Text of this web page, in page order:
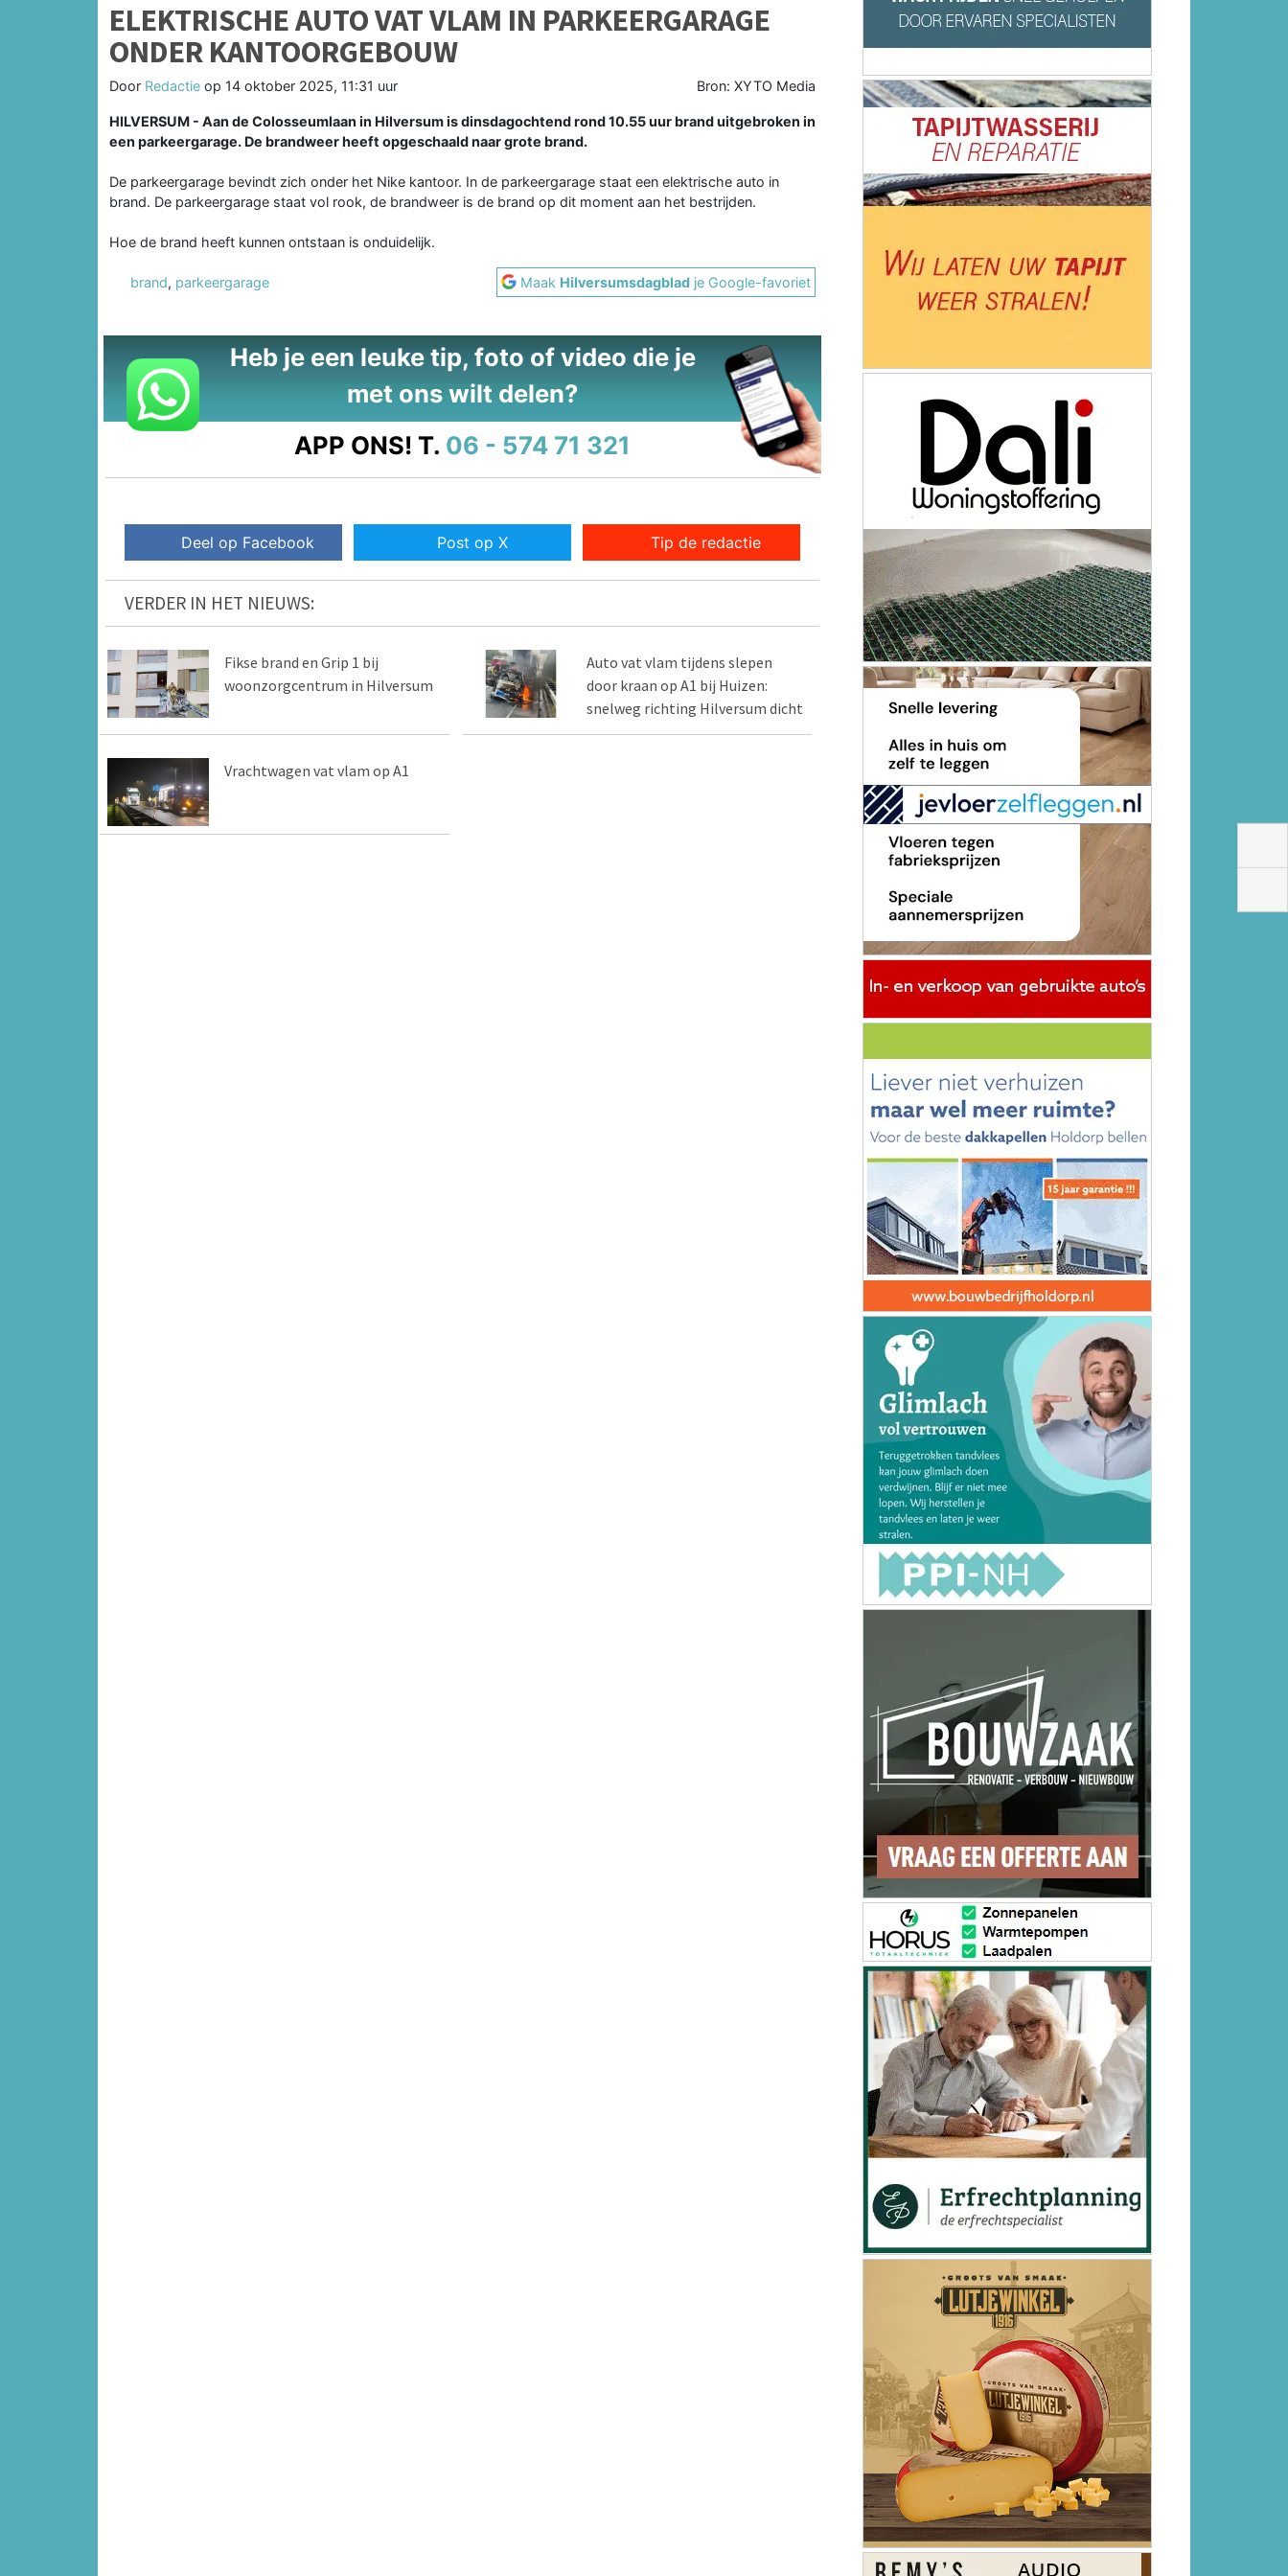
ELEKTRISCHE AUTO VAT VLAM IN PARKEERGARAGE
ONDER KANTOORGEBOUW
Door Redactie op 14 oktober 2025, 11:31 uur Bron: XYTO Media
HILVERSUM - Aan de Colosseumlaan in Hilversum is dinsdagochtend rond 10.55 uur brand uitgebroken in
een parkeergarage. De brandweer heeft opgeschaald naar grote brand.
De parkeergarage bevindt zich onder het Nike kantoor. In de parkeergarage staat een elektrische auto in
brand. De parkeergarage staat vol rook, de brandweer is de brand op dit moment aan het bestrijden.
Hoe de brand heeft kunnen ontstaan is onduidelijk.
brand, parkeergarage Maak Hilversumsdagblad je Google-favoriet
Heb je een leuke tip, foto of video die je
met ons wilt delen?
APP ONS! T. 06 - 574 71 321
Deel op Facebook Post op X Tip de redactie
VERDER IN HET NIEUWS:
Fikse brand en Grip 1 bij
woonzorgcentrum in Hilversum
Auto vat vlam tijdens slepen
door kraan op A1 bij Huizen:
snelweg richting Hilversum dicht
Vrachtwagen vat vlam op A1